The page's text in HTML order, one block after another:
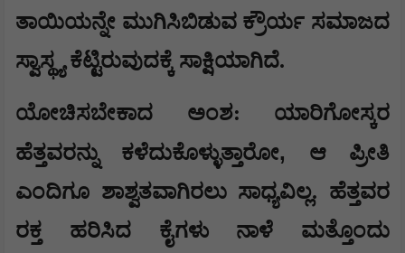
ತಾಯಿಯನ್ನೇ ಮುಗಿಸಿಬಿಡುವ ಕ್ರೌರ್ಯ ಸಮಾಜದ
ಸ್ವಾಸ್ಥ್ಯ ಕೆಟ್ಟಿರುವುದಕ್ಕೆ ಸಾಕ್ಷಿಯಾಗಿದೆ.
​ಯೋಚಿಸಬೇಕಾದ ಅಂಶ: ಯಾರಿಗೋಸ್ಕರ
ಹೆತ್ತವರನ್ನು ಕಳೆದುಕೊಳ್ಳುತ್ತಾರೋ, ಆ ಪ್ರೀತಿ
ಎಂದಿಗೂ ಶಾಶ್ವತವಾಗಿರಲು ಸಾಧ್ಯವಿಲ್ಲ. ಹೆತ್ತವರ
ರಕ್ತ ಹರಿಸಿದ ಕೈಗಳು ನಾಳೆ ಮತ್ತೊಂದು